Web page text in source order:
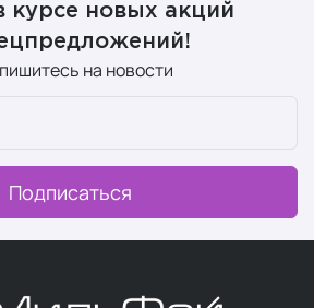
курсе новых акций
на новости
Подписаться